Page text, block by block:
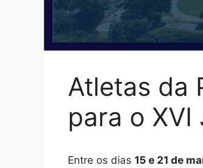
Atletas da
para o XVI
Entre os dias 15 e 21 de